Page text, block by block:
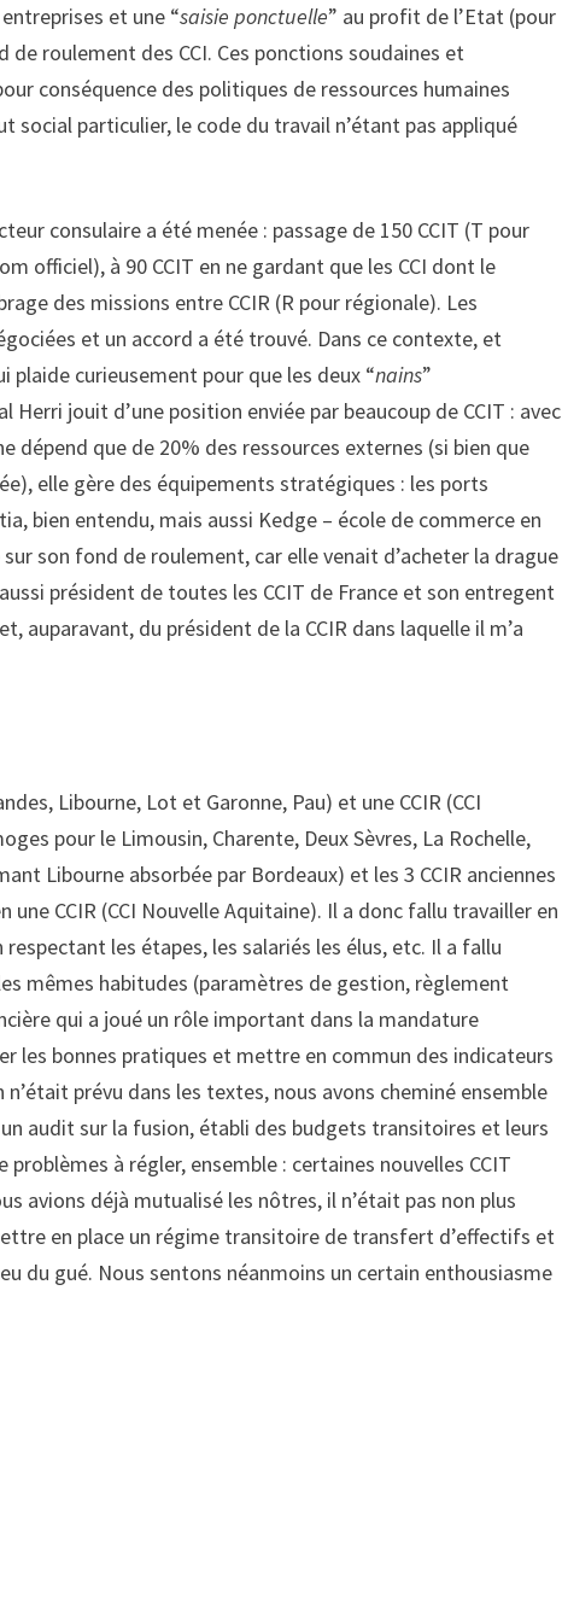
et une “saisie ponctuelle” au profit de l’Etat (pour
roulement des CCI. Ces ponctions soudaines et
conséquence des politiques de ressources humaines
particulier, le code du travail n’étant pas appliqué
consulaire a été menée : passage de 150 CCIT (T pour
officiel), à 90 CCIT en ne gardant que les CCI dont le
des missions entre CCIR (R pour régionale). Les
et un accord a été trouvé. Dans ce contexte, et
curieusement pour que les deux “nains”
jouit d’une position enviée par beaucoup de CCIT : avec
dépend que de 20% des ressources externes (si bien que
elle gère des équipements stratégiques : les ports
bien entendu, mais aussi Kedge – école de commerce en
son fond de roulement, car elle venait d’acheter la drague
président de toutes les CCIT de France et son entregent
auparavant, du président de la CCIR dans laquelle il m’a
Libourne, Lot et Garonne, Pau) et une CCIR (CCI
pour le Limousin, Charente, Deux Sèvres, La Rochelle,
Libourne absorbée par Bordeaux) et les 3 CCIR anciennes
CCIR (CCI Nouvelle Aquitaine). Il a donc fallu travailler en
les étapes, les salariés les élus, etc. Il a fallu
mêmes habitudes (paramètres de gestion, règlement
qui a joué un rôle important dans la mandature
les bonnes pratiques et mettre en commun des indicateurs
prévu dans les textes, nous avons cheminé ensemble
audit sur la fusion, établi des budgets transitoires et leurs
à régler, ensemble : certaines nouvelles CCIT
avions déjà mutualisé les nôtres, il n’était pas non plus
en place un régime transitoire de transfert d’effectifs et
du gué. Nous sentons néanmoins un certain enthousiasme